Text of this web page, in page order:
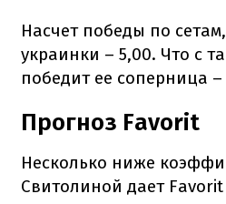
Насчет победы по
украинки – 5,00. Что с
победит ее соперница –
Прогноз Favorit
Несколько ниже
Свитолиной дает